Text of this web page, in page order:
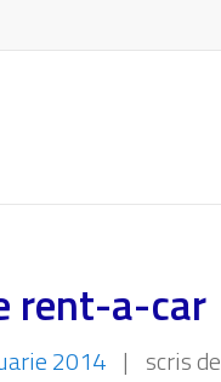
rent-a-car
2014 | scris de